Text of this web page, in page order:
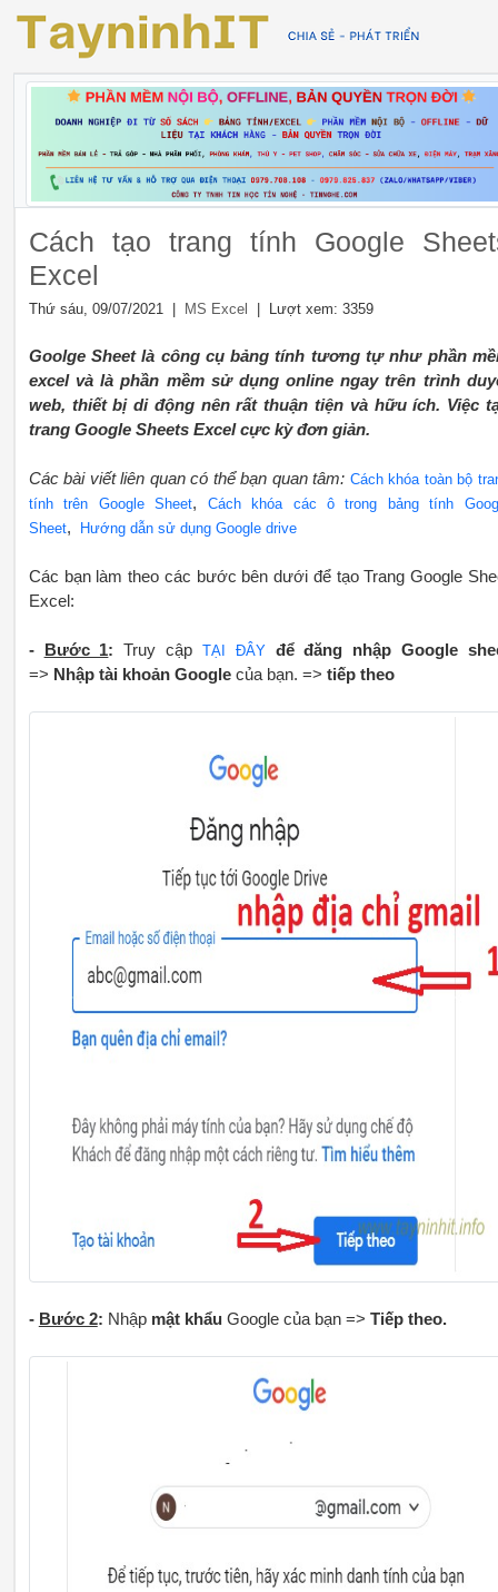
Cách tạo trang tính Google
Excel
Thứ sáu, 09/07/2021 | MS Excel | Lượt xem: 3359
Goolge Sheet là công cụ bảng tính tương tự như phần
excel và là phần mềm sử dụng online ngay trên trình
web, thiết bị di động nên rất thuận tiện và hữu ích. Việc
trang Google Sheets Excel cực kỳ đơn giản.
Các bài viết liên quan có thể bạn quan tâm: Cách khóa toàn bộ
tính trên Google Sheet, Cách khóa các ô trong bảng tính
Sheet, Hướng dẫn sử dụng Google drive
Các bạn làm theo các bước bên dưới để tạo Trang Google
Excel:
- Bước 1: Truy cập TẠI ĐÂY
để đăng nhập Google
=> Nhập tài khoản Googlecủa bạn. => tiếp theo
- Bước 2: Nhập mật khẩuGoogle của bạn => Tiếp theo.